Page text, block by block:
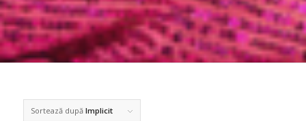
Sortează după Implicit